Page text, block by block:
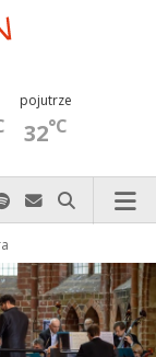
pojutrze
32°C
zadzwoń
u
na Xnas na Instagram-ie
nas na TikTok-u
Szukaj nas na Spotify
Wyślij do nas
Szukaj